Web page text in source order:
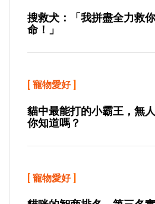
搜救犬：「我拼盡全力救
命！」
[ 寵物愛好]
貓中最能打的小霸王，無
你知道嗎？
[ 寵物愛好]